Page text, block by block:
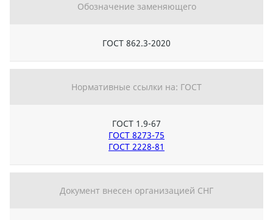
Обозначение заменяющего
ГОСТ 862.3-2020
Нормативные ссылки на: ГОСТ
ГОСТ 1.9-67
ГОСТ 8273-75
ГОСТ 2228-81
Документ внесен организацией СНГ